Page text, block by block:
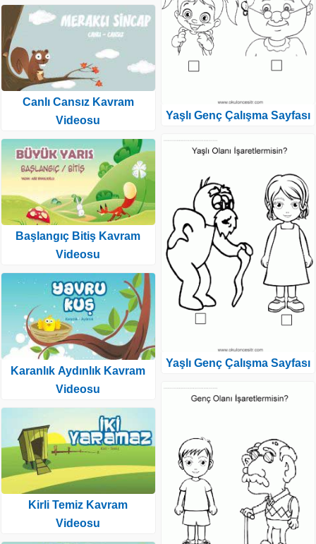
Canlı Cansız Kavram
Videosu
Başlangıç Bitiş Kavram
Videosu
Karanlık Aydınlık Kavram
Videosu
Kirli Temiz Kavram
Videosu
Yaşlı Genç Çalışma Sayfası
Yaşlı Genç Çalışma Sayfası